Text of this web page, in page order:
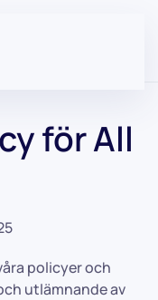
för All
policyer och
utlämnande av